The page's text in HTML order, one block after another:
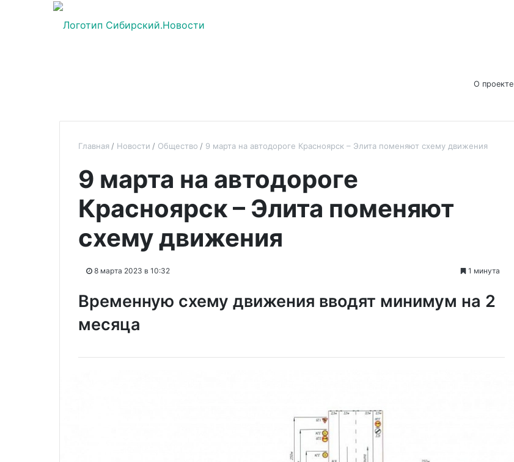
О проекте
Главная Новости Общество 9 марта на автодороге Красноярск – Элита поменяют схему движения
9 марта на автодороге
Красноярск – Элита поменяют
схему движения
8 марта 2023 в 10:32 1 минута
Временную схему движения вводят минимум на 2
месяца